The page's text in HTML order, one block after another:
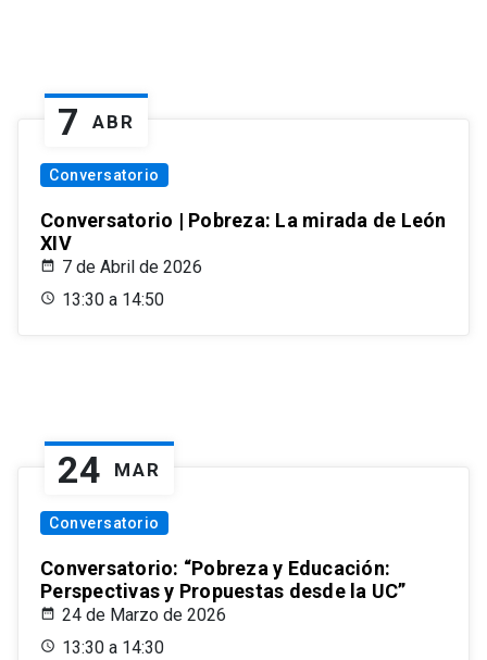
7 ABR
Conversatorio
Conversatorio | Pobreza: La mirada de León
XIV
7 de Abril de 2026
13:30 a 14:50
24 MAR
Conversatorio
Conversatorio: “Pobreza y Educación:
Perspectivas y Propuestas desde la UC”
24 de Marzo de 2026
13:30 a 14:30